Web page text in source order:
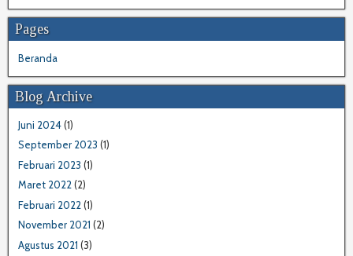
Pages
Beranda
Blog Archive
Juni 2024(1)
September 2023 (1)
Februari 2023 (1)
Maret 2022 (2)
Februari 2022 (1)
November 2021 (2)
Agustus 2021 (3)